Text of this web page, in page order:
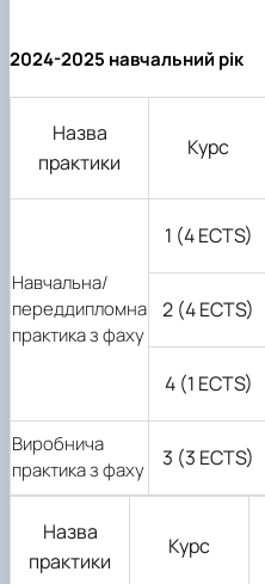
2024-2025 навчальний рік
Назва
практики
Курс
Навчальна/
переддипломна
практика з фаху
1 (4 ECTS)
2 (4 ECTS)
4 (1 ECTS)
Виробнича
практика з фаху
3 (3 ECTS)
Назва
практики
Курс